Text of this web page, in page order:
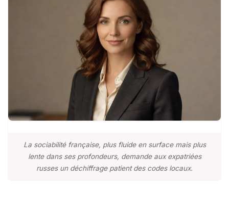
La sociabilité française, plus fluide en surface mais plus
lente dans ses profondeurs, demande aux expatriées
russes un déchiffrage patient des codes locaux.